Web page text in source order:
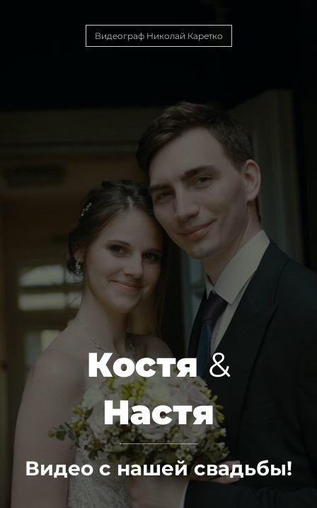
Видеограф Николай Каретко
Костя &
Настя
Видео с нашей свадьбы!